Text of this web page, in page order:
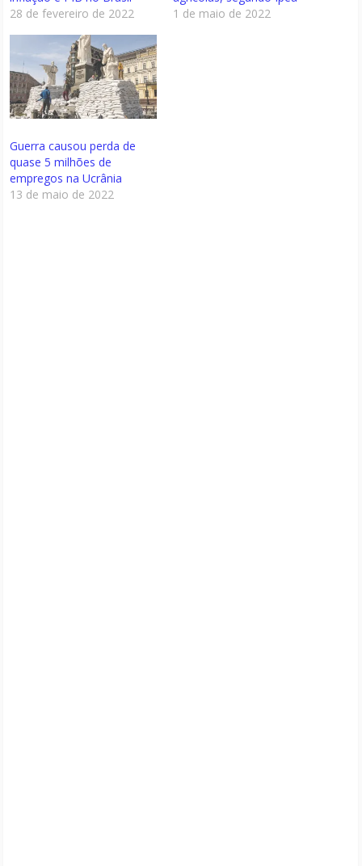
28 de fevereiro de 2022
1 de maio de 2022
Guerra causou perda de
quase 5 milhões de
empregos na Ucrânia
13 de maio de 2022